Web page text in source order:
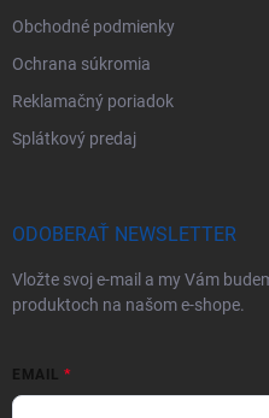
Obchodné podmienky
Ochrana súkromia
Reklamačný poriadok
Splátkový predaj
ODOBERAŤ NEWSLETTER
Vložte svoj e-mail a my Vám
produktoch na našom e-shope.
EMAIL